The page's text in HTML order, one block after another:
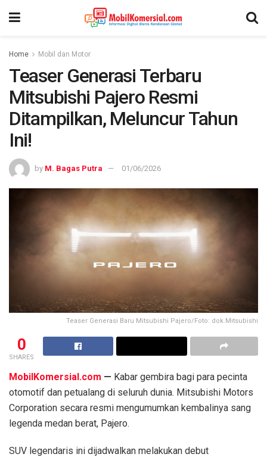
Home Mobil dan Motor
Teaser Generasi Terbaru
Mitsubishi Pajero Resmi
Ditampilkan, Meluncur Tahun
Ini!
by M. Bagas Putra 01/06/2026
Teaser Generasi Baru Mitsubishi Pajero/Foto: dok.Mitsubishi
0
SHARES
MobilKomersial.com — Kabar gembira bagi para pecinta
otomotif dan petualang di seluruh dunia. Mitsubishi Motors
Corporation secara resmi mengumumkan kembalinya sang
legenda medan berat, Pajero.
SUV legendaris ini dijadwalkan melakukan debut